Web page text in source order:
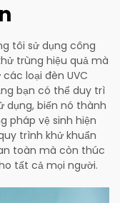
tôi sử dụng công
trùng hiệu quả mà
loại đèn UVC
bạn có thể duy trì
dụng, biến nó thành
pháp vệ sinh hiện
trình khử khuẩn
toàn mà còn thúc
tất cả mọi người.